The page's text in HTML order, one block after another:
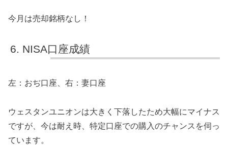
今月は売却銘柄なし！
NISA口座成績
左：おぢ口座、右：妻口座
ウェスタンユニオンは大きく下落したため大幅にマイナス
ですが、今は耐え時、特定口座での購入のチャンスを伺っ
ています。